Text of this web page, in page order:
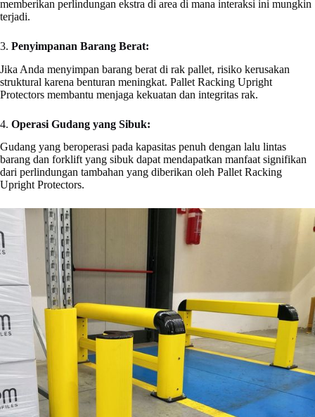
memberikan perlindungan ekstra di area di mana interaksi ini mungkin
terjadi.
3. Penyimpanan Barang Berat:
Jika Anda menyimpan barang berat di rak pallet, risiko kerusakan
struktural karena benturan meningkat. Pallet Racking Upright
Protectors membantu menjaga kekuatan dan integritas rak.
4. Operasi Gudang yang Sibuk:
Gudang yang beroperasi pada kapasitas penuh dengan lalu lintas
barang dan forklift yang sibuk dapat mendapatkan manfaat signifikan
dari perlindungan tambahan yang diberikan oleh Pallet Racking
Upright Protectors.